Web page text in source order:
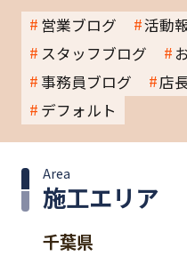
営業ブログ
活動
スタッフブログ
事務員ブログ
店
デフォルト
施工エリア
Area
千葉県